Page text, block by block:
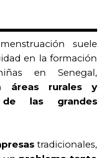
suele
en la formación
en Senegal,
áreas rurales y
las grandes
tradicionales,